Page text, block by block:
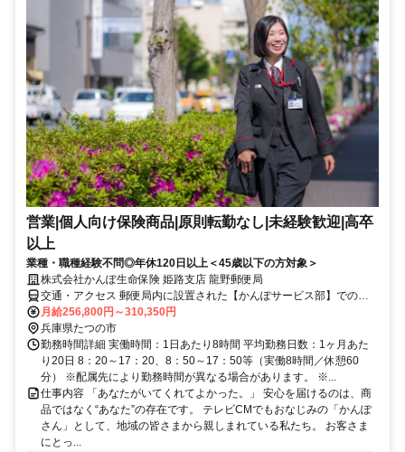
営業|個人向け保険商品|原則転勤なし|未経験歓迎|高卒
以上
業種・職種経験不問◎年休120日以上＜45歳以下の方対象＞
株式会社かんぽ生命保険 姫路支店 龍野郵便局
交通・アクセス 郵便局内に設置された【かんぽサービス部】での勤
務となります
月給256,800円～310,350円
兵庫県たつの市
勤務時間詳細 実働時間：1日あたり8時間 平均勤務日数：1ヶ月あた
り20日 8：20～17：20、8：50～17：50等（実働8時間／休憩60
分） ※配属先により勤務時間が異なる場合があります。 ※...
仕事内容 「あなたがいてくれてよかった。」 安心を届けるのは、商
品ではなく“あなた”の存在です。 テレビCMでもおなじみの「かんぽ
さん」として、地域の皆さまから親しまれている私たち。 お客さま
にとっ...